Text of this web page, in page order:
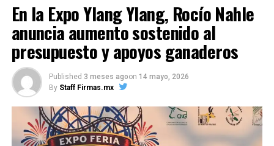
En la Expo Ylang Ylang, Rocío Nahle
anuncia aumento sostenido al
presupuesto y apoyos ganaderos
Published 3 meses agoon 14 mayo, 2026
By Staff Firmas.mx